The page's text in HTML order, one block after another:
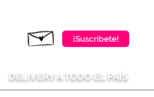
¡Suscríbete!
DELIVERY A TODO EL PAÍS